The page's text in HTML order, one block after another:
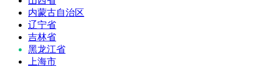
内蒙古自治区
辽宁省
吉林省
黑龙江省
上海市